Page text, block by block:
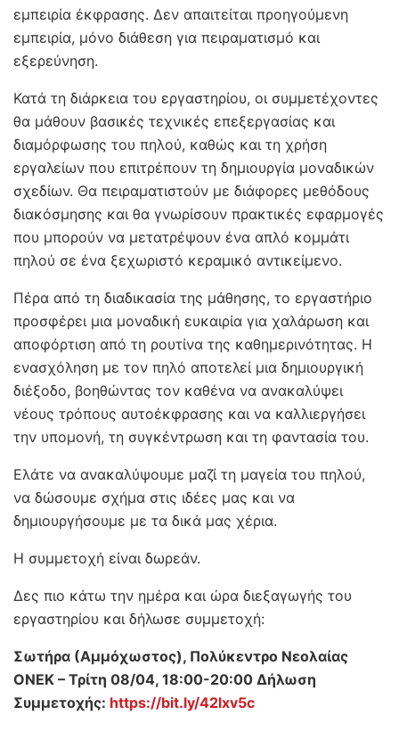
εμπειρία έκφρασης. Δεν απαιτείται προηγούμενη
εμπειρία, μόνο διάθεση για πειραματισμό και
εξερεύνηση.
Κατά τη διάρκεια του εργαστηρίου, οι συμμετέχοντες
θα μάθουν βασικές τεχνικές επεξεργασίας και
διαμόρφωσης του πηλού, καθώς και τη χρήση
εργαλείων που επιτρέπουν τη δημιουργία μοναδικών
σχεδίων. Θα πειραματιστούν με διάφορες μεθόδους
διακόσμησης και θα γνωρίσουν πρακτικές εφαρμογές
που μπορούν να μετατρέψουν ένα απλό κομμάτι
πηλού σε ένα ξεχωριστό κεραμικό αντικείμενο.
Πέρα από τη διαδικασία της μάθησης, το εργαστήριο
προσφέρει μια μοναδική ευκαιρία για χαλάρωση και
αποφόρτιση από τη ρουτίνα της καθημερινότητας. Η
ενασχόληση με τον πηλό αποτελεί μια δημιουργική
διέξοδο, βοηθώντας τον καθένα να ανακαλύψει
νέους τρόπους αυτοέκφρασης και να καλλιεργήσει
την υπομονή, τη συγκέντρωση και τη φαντασία του.
Ελάτε να ανακαλύψουμε μαζί τη μαγεία του πηλού,
να δώσουμε σχήμα στις ιδέες μας και να
δημιουργήσουμε με τα δικά μας χέρια.
Η συμμετοχή είναι δωρεάν.
Δες πιο κάτω την ημέρα και ώρα διεξαγωγής του
εργαστηρίου και δήλωσε συμμετοχή:
Σωτήρα (Αμμόχωστος), Πολύκεντρο Νεολαίας
ΟΝΕΚ – Τρίτη 08/04, 18:00-20:00 Δήλωση
Συμμετοχής: https://bit.ly/42lxv5c